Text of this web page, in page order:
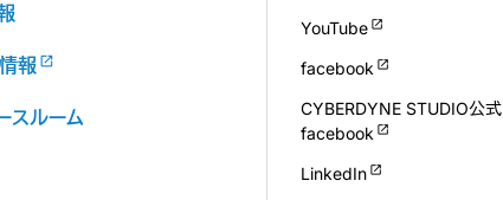
報
スルーム
YouTube
facebook
CYBERDYNE STUDIO公式
facebook
LinkedIn